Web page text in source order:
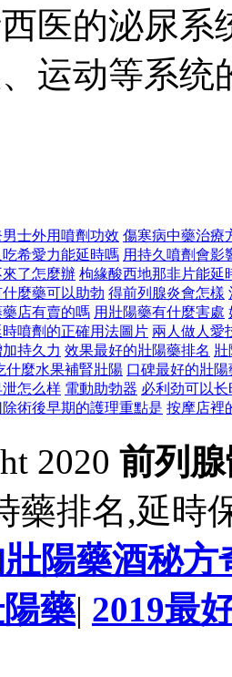
医的泌尿
运动等系
男士外用噴劑功效 傷寒病中藥治療
吃希愛力能延時嗎 用持久噴劑會影
了怎麼辦 枸緣酸西地那非片能延
什麼藥可以助勃 得前列腺炎會怎樣
店有賣的嗎 用壯陽藥有什麼害處
噴劑的正確用法圖片 兩人做人愛
持久力 效果最好的壯陽藥排名 壯
什麼水果補腎壯陽 口碑最好的壯陽
怎么样 電動助勃器 必利劲可以
術後早期的護理重點是 按摩店裡
2020 前列
藥排名,延時
陽藥酒秘方
藥| 2019最